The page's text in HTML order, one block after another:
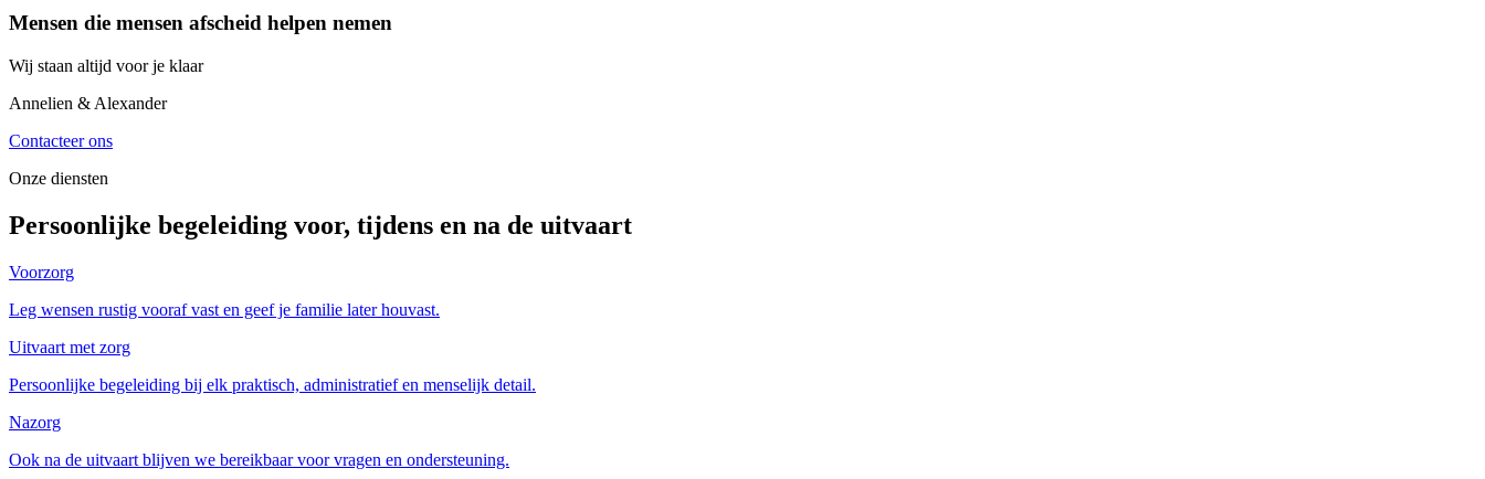
Mensen die mensen afscheid helpen nemen
Wij staan altijd voor je klaar
Annelien & Alexander
Contacteer ons
Onze diensten
Persoonlijke begeleiding voor, tijdens en na de uitvaart
Voorzorg
Leg wensen rustig vooraf vast en geef je familie later houvast.
Uitvaart met zorg
Persoonlijke begeleiding bij elk praktisch, administratief en menselijk detail.
Nazorg
Ook na de uitvaart blijven we bereikbaar voor vragen en ondersteuning.